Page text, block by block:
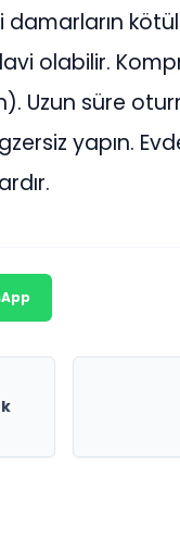
olabilir.
Uzun süre
yapın.